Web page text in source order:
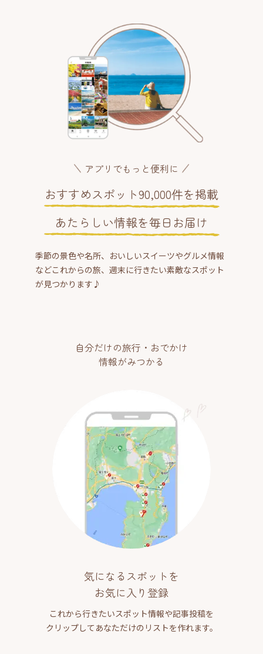
アプリでもっと便利に
おすすめスポット90,000件を掲載
あたらしい情報を毎日お届け
季節の景色や名所、おいしいスイーツやグルメ情報
などこれからの旅、週末に行きたい素敵なスポット
が見つかります♪
自分だけの旅行・おでかけ
情報がみつかる
気になるスポットを
お気に入り登録
これから行きたいスポット情報や記事投稿を
クリップしてあなただけのリストを作れます。